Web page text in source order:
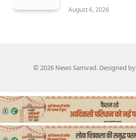
August 6, 2026
© 2026 News Samvad. Designed by